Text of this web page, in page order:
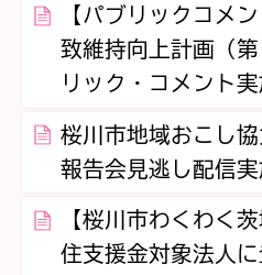
【パブリックコメ
致維持向上計画（
リック・コメント
桜川市地域おこし
報告会見逃し配信実
【桜川市わくわく
住支援金対象法人